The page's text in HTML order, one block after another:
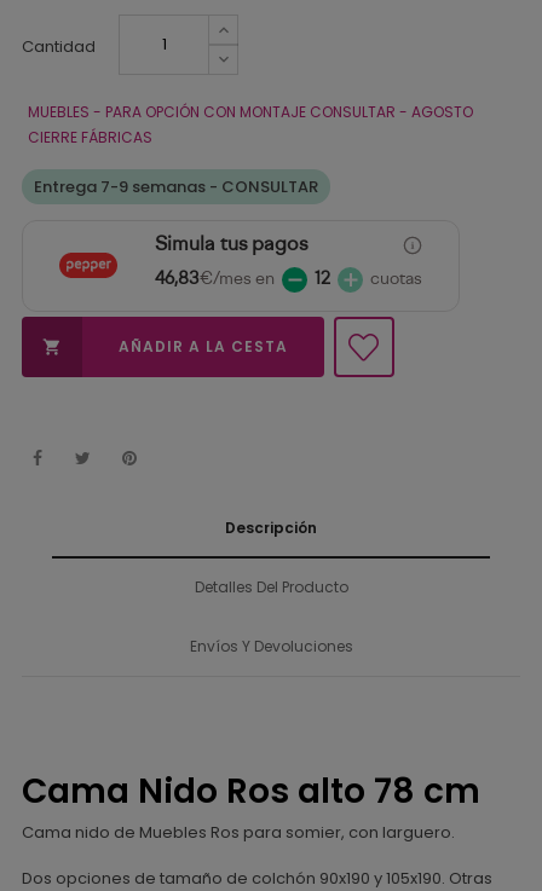
Cantidad
MUEBLES - PARA OPCIÓN CON MONTAJE CONSULTAR - AGOSTO
CIERRE FÁBRICAS
Entrega 7-9 semanas - CONSULTAR
Simula tus pagos
46,83€/mes en 12 cuotas
 AÑADIR A LA CESTA
Descripción
Detalles Del Producto
Envíos Y Devoluciones
Cama Nido Ros alto 78 cm
Cama nido de Muebles Ros para somier, con larguero.
Dos opciones de tamaño de colchón 90x190 y 105x190. Otras